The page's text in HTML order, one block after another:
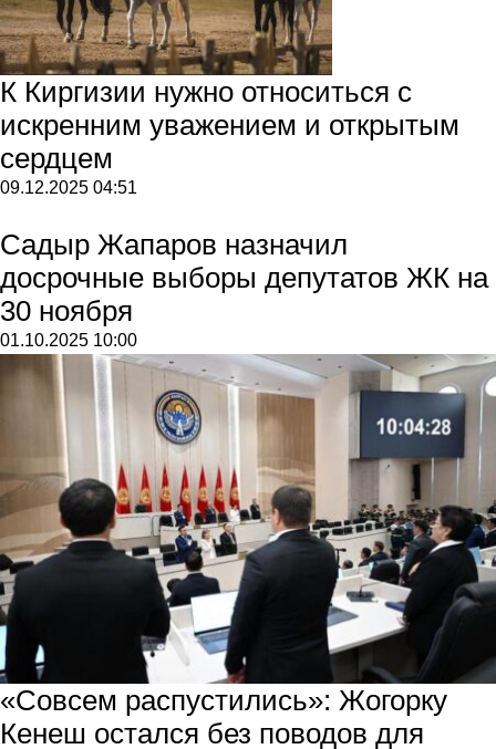
К Киргизии нужно относиться с
искренним уважением и открытым
сердцем
09.12.2025 04:51
Садыр Жапаров назначил
досрочные выборы депутатов ЖК на
30 ноября
01.10.2025 10:00
«Совсем распустились»: Жогорку
Кенеш остался без поводов для